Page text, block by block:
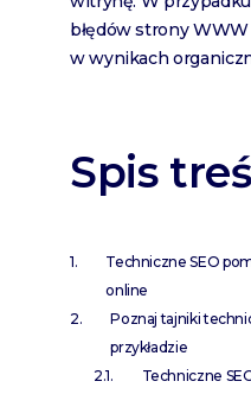
błędów strony
w wynikach
Spis
Techniczne SEO
online
Poznaj tajniki
przykładzie
Techniczne